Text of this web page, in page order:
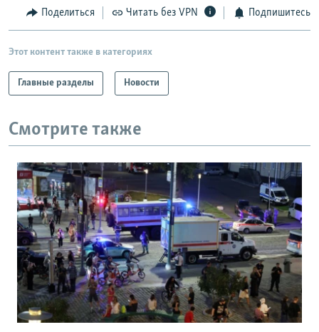
Поделиться Читать без VPN Подпишитесь
Этот контент также в категориях
Главные разделы Новости
Смотрите также